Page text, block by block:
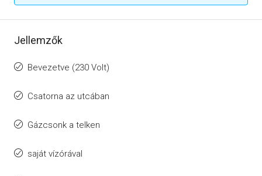
Jellemzők
Bevezetve (230 Volt)
Csatorna az utcában
Gázcsonk a telken
saját vízórával